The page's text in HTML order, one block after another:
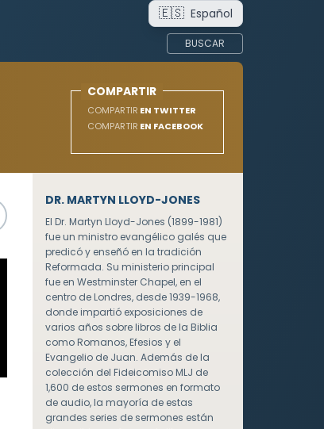
🇪🇸 Español
BUSCAR
COMPARTIR
COMPARTIR EN TWITTER
COMPARTIR EN FACEBOOK
DR. MARTYN LLOYD-JONES
El Dr. Martyn Lloyd-Jones (1899-1981)
fue un ministro evangélico galés que
predicó y enseñó en la tradición
Reformada. Su ministerio principal
fue en Westminster Chapel, en el
centro de Londres, desde 1939-1968,
donde impartió exposiciones de
varios años sobre libros de la Biblia
como Romanos, Efesios y el
Evangelio de Juan. Además de la
colección del Fideicomiso MLJ de
1,600 de estos sermones en formato
de audio, la mayoría de estas
grandes series de sermones están